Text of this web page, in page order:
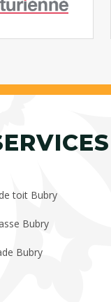
toit Bubry
Bubry
Bubry